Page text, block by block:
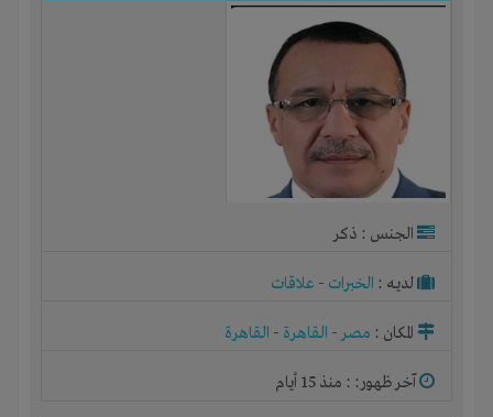
الجنس : ذكر
لديـه : الخبرات - علاقات
المكان : مصر- القاهرة - القاهرة
آخر ظهور: : منذ 15 أيام